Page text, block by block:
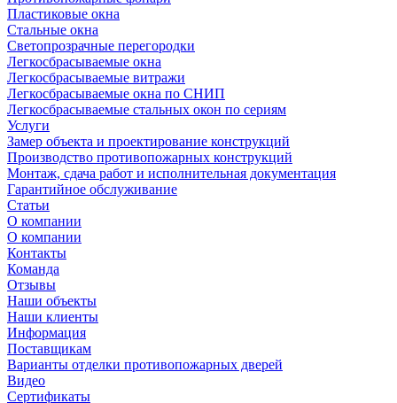
Пластиковые окна
Стальные окна
Светопрозрачные перегородки
Легкосбрасываемые окна
Легкосбрасываемые витражи
Легкосбрасываемые окна по СНИП
Легкосбрасываемые стальных окон по сериям
Услуги
Замер объекта и проектирование конструкций
Производство противопожарных конструкций
Монтаж, сдача работ и исполнительная документация
Гарантийное обслуживание
Статьи
О компании
О компании
Контакты
Команда
Отзывы
Наши объекты
Наши клиенты
Информация
Поставщикам
Варианты отделки противопожарных дверей
Видео
Сертификаты